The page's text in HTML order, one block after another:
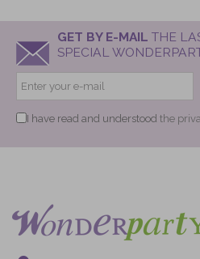
GET BY E-MAIL THE
SPECIAL
I have read and understood the